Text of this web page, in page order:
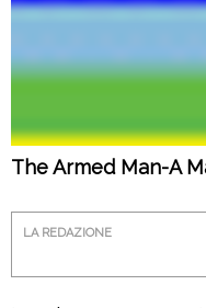
The Armed Man-A
LA REDAZIONE